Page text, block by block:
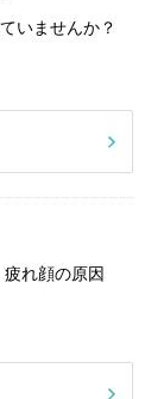
いませんか？
れ顔の原因